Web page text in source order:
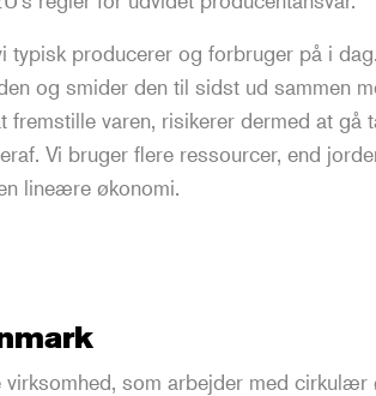
typisk producerer og forbruger på i
og smider den til sidst ud sammen
varen, risikerer dermed at gå
Vi bruger flere ressourcer, end
lineære økonomi.
virksomhed, som arbejder med cirkulær